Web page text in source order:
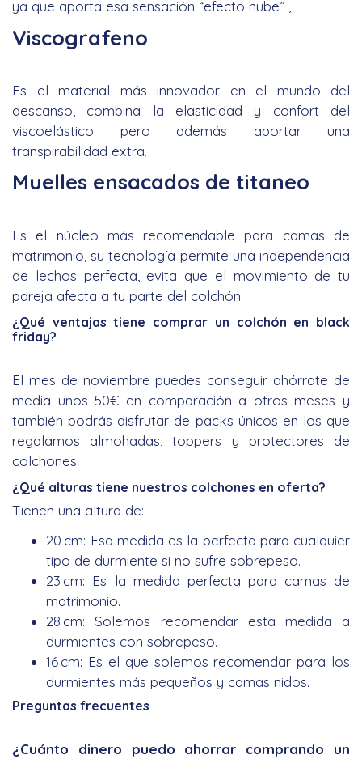
ya que aporta esa sensación “efecto nube” ,
Viscografeno
Es el material más innovador en el mundo del
descanso, combina la elasticidad y confort del
viscoelástico pero además aportar una
transpirabilidad extra.
Muelles ensacados de titaneo
Es el núcleo más recomendable para camas de
matrimonio, su tecnología permite una independencia
de lechos perfecta, evita que el movimiento de tu
pareja afecta a tu parte del colchón.
¿Qué ventajas tiene comprar un colchón en black
friday?
El mes de noviembre puedes conseguir ahórrate de
media unos 50€ en comparación a otros meses y
también podrás disfrutar de packs únicos en los que
regalamos almohadas, toppers y protectores de
colchones.
¿Qué alturas tiene nuestros colchones en oferta?
Tienen una altura de:
20 cm: Esa medida es la perfecta para cualquier
tipo de durmiente si no sufre sobrepeso.
23 cm: Es la medida perfecta para camas de
matrimonio.
28 cm: Solemos recomendar esta medida a
durmientes con sobrepeso.
16 cm: Es el que solemos recomendar para los
durmientes más pequeños y camas nidos.
Preguntas frecuentes
¿Cuánto dinero puedo ahorrar comprando un